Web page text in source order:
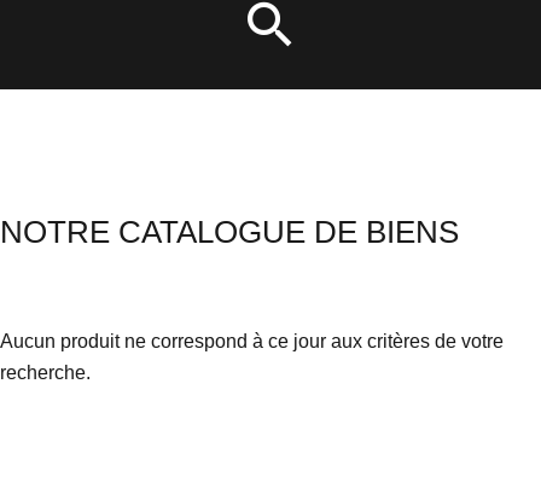
NOTRE CATALOGUE DE BIENS
Aucun produit ne correspond à ce jour aux critères de votre
recherche.